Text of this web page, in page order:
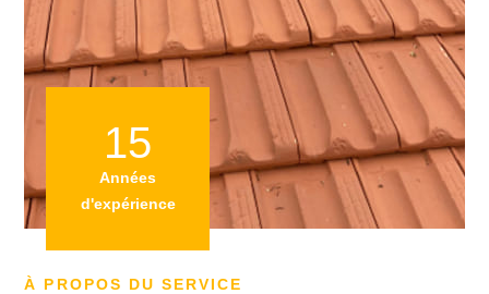
À PROPOS DU SERVICE
15
Années
d'expérience